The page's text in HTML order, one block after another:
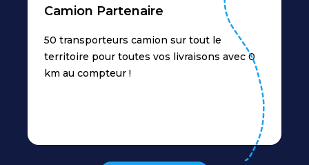
Camion Partenaire
50 transporteurs camion sur tout le
territoire pour toutes vos livraisons avec 0
km au compteur !